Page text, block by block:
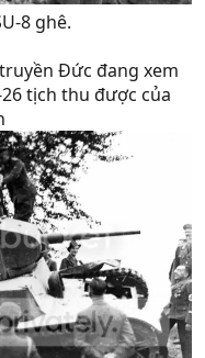
8 ghê.
Đức đang xem
tịch thu được của